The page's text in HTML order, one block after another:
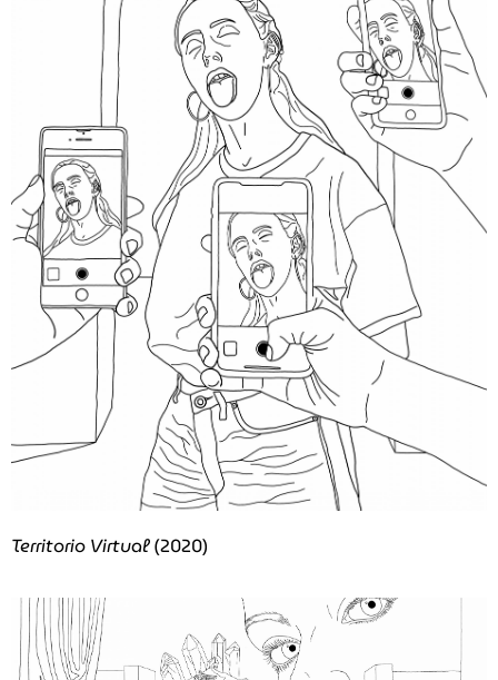
Territorio Virtual(2020)